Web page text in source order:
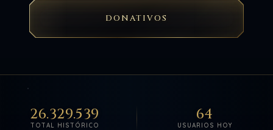
DONATIVOS
TOTAL HISTÓRICO
26.329.539
USUARIOS HOY
64